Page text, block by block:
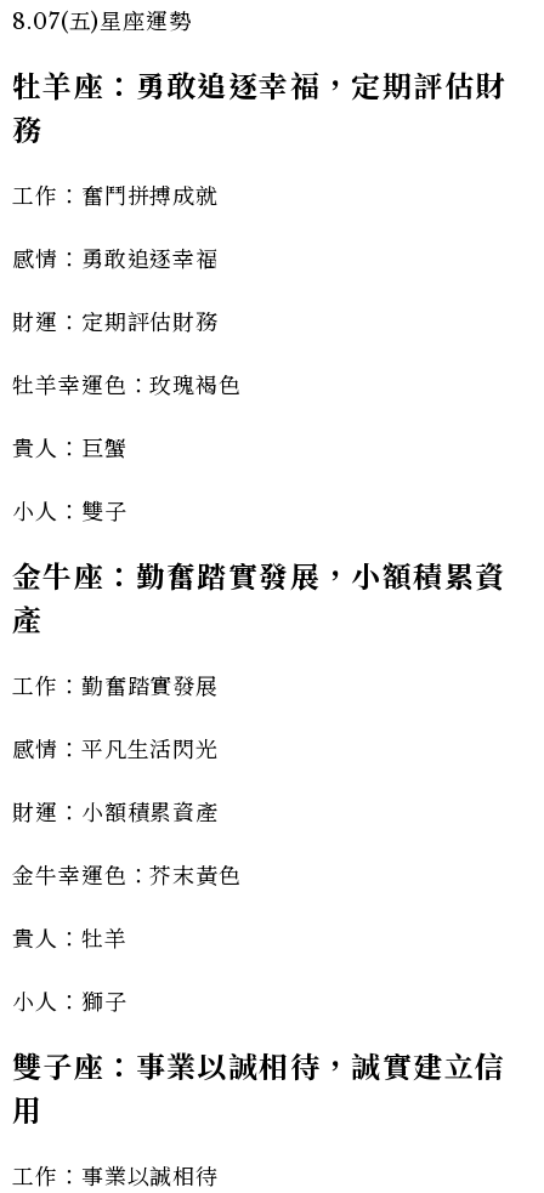
8.07(五)星座運勢
牡羊座：勇敢追逐幸福，定期評估財
務
工作：奮鬥拼搏成就
感情：勇敢追逐幸福
財運：定期評估財務
牡羊幸運色：玫瑰褐色
貴人：巨蟹
小人：雙子
金牛座：勤奮踏實發展，小額積累資
產
工作：勤奮踏實發展
感情：平凡生活閃光
財運：小額積累資產
金牛幸運色：芥末黃色
貴人：牡羊
小人：獅子
雙子座：事業以誠相待，誠實建立信
用
工作：事業以誠相待